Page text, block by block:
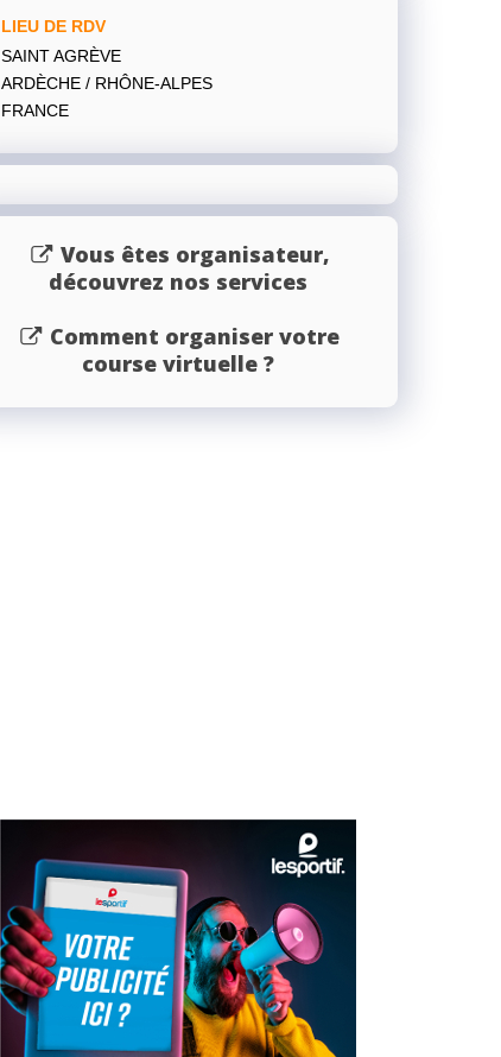
LIEU DE RDV
SAINT AGRÈVE
ARDÈCHE / RHÔNE-ALPES
FRANCE
Vous êtes organisateur,
découvrez nos services
Comment organiser votre
course virtuelle ?